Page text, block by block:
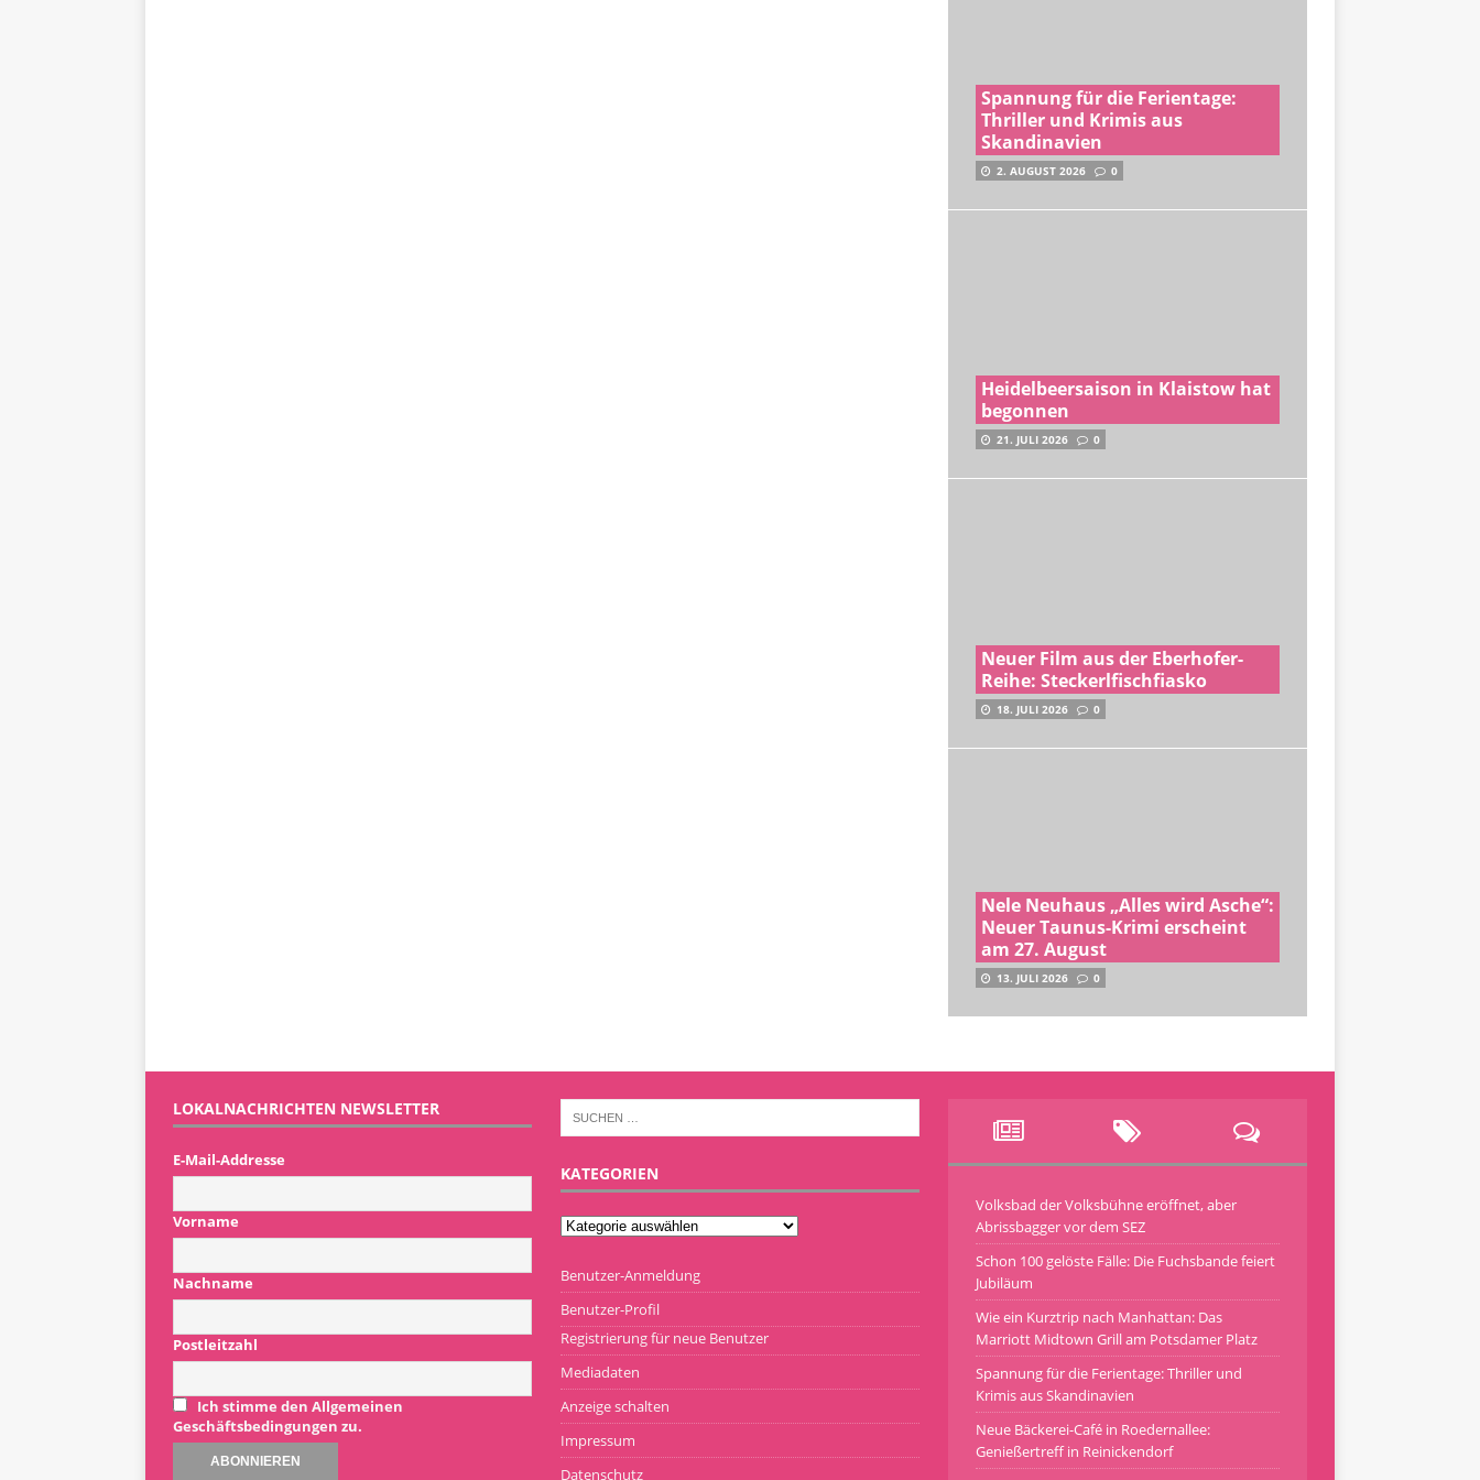
Spannung für die Ferientage:
Thriller und Krimis aus
Skandinavien
2. AUGUST 2026 0
Heidelbeersaison in Klaistow hat
begonnen
21. JULI 2026 0
Neuer Film aus der Eberhofer-
Reihe: Steckerlfischfiasko
18. JULI 2026 0
Nele Neuhaus „Alles wird Asche“:
Neuer Taunus-Krimi erscheint
am 27. August
13. JULI 2026 0
LOKALNACHRICHTEN NEWSLETTER
E-Mail-Addresse
Vorname
Nachname
Postleitzahl
Ich stimme den Allgemeinen
Geschäftsbedingungen zu.
KATEGORIEN
Benutzer-Anmeldung
Benutzer-Profil
Registrierung für neue Benutzer
Mediadaten
Anzeige schalten
Impressum
Datenschutz
Volksbad der Volksbühne eröffnet, aber
Abrissbagger vor dem SEZ
Schon 100 gelöste Fälle: Die Fuchsbande feiert
Jubiläum
Wie ein Kurztrip nach Manhattan: Das
Marriott Midtown Grill am Potsdamer Platz
Spannung für die Ferientage: Thriller und
Krimis aus Skandinavien
Neue Bäckerei-Café in Roedernallee:
Genießertreff in Reinickendorf